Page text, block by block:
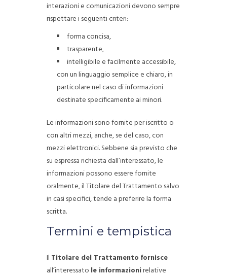
interazioni e comunicazioni devono sempre
rispettare i seguenti criteri:
forma concisa,
trasparente,
intelligibile e facilmente accessibile,
con un linguaggio semplice e chiaro, in
particolare nel caso di informazioni
destinate specificamente ai minori.
Le informazioni sono fornite per iscritto o
con altri mezzi, anche, se del caso, con
mezzi elettronici.Sebbene sia previsto che
su espressa richiesta dall’interessato, le
informazioni possono essere fornite
oralmente, il Titolare del Trattamento salvo
in casi specifici, tende a preferire la forma
scritta.
Termini e tempistica
Il Titolare del Trattamento fornisce
all’interessato le informazionirelative